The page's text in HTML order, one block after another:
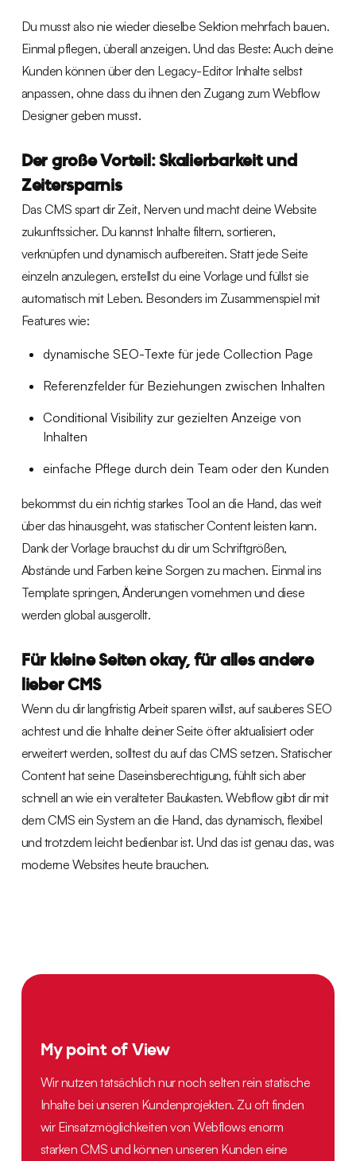
Du musst also nie wieder dieselbe Sektion mehrfach bauen.
Einmal pflegen, überall anzeigen. Und das Beste: Auch deine
Kunden können über den Legacy-Editor Inhalte selbst
anpassen, ohne dass du ihnen den Zugang zum Webflow
Designer geben musst.
Der große Vorteil: Skalierbarkeit und
Zeitersparnis
Das CMS spart dir Zeit, Nerven und macht deine Website
zukunftssicher. Du kannst Inhalte filtern, sortieren,
verknüpfen und dynamisch aufbereiten. Statt jede Seite
einzeln anzulegen, erstellst du eine Vorlage und füllst sie
automatisch mit Leben. Besonders im Zusammenspiel mit
Features wie:
dynamische SEO-Texte für jede Collection Page
Referenzfelder für Beziehungen zwischen Inhalten
Conditional Visibility zur gezielten Anzeige von
Inhalten
einfache Pflege durch dein Team oder den Kunden
bekommst du ein richtig starkes Tool an die Hand, das weit
über das hinausgeht, was statischer Content leisten kann.
Dank der Vorlage brauchst du dir um Schriftgrößen,
Abstände und Farben keine Sorgen zu machen. Einmal ins
Template springen, Änderungen vornehmen und diese
werden global ausgerollt.
Für kleine Seiten okay, für alles andere
lieber CMS
Wenn du dir langfristig Arbeit sparen willst, auf sauberes SEO
achtest und die Inhalte deiner Seite öfter aktualisiert oder
erweitert werden, solltest du auf das CMS setzen. Statischer
Content hat seine Daseinsberechtigung, fühlt sich aber
schnell an wie ein veralteter Baukasten. Webflow gibt dir mit
dem CMS ein System an die Hand, das dynamisch, flexibel
und trotzdem leicht bedienbar ist. Und das ist genau das, was
moderne Websites heute brauchen.
My point of View
Wir nutzen tatsächlich nur noch selten rein statische
Inhalte bei unseren Kundenprojekten. Zu oft finden
wir Einsatzmöglichkeiten von Webflows enorm
starken CMS und können unseren Kunden eine